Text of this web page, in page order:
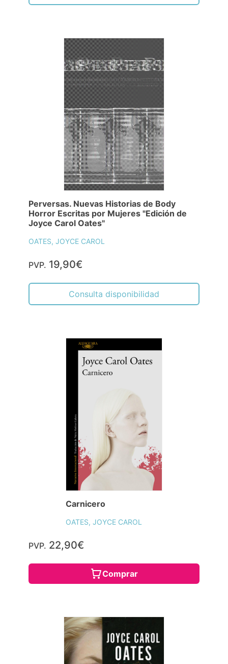
Perversas. Nuevas Historias de Body
Horror Escritas por Mujeres "Edición de
Joyce Carol Oates"
OATES, JOYCE CAROL
PVP. 19,90€
Consulta disponibilidad
Carnicero
OATES, JOYCE CAROL
PVP. 22,90€
Comprar